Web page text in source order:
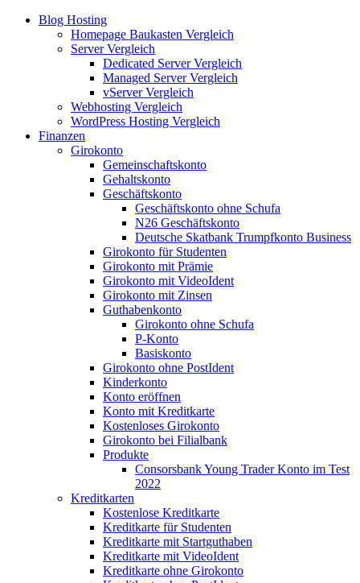
Blog Hosting
Homepage Baukasten Vergleich
Server Vergleich
Dedicated Server Vergleich
Managed Server Vergleich
vServer Vergleich
Webhosting Vergleich
WordPress Hosting Vergleich
Finanzen
Girokonto
Gemeinschaftskonto
Gehaltskonto
Geschäftskonto
Geschäftskonto ohne Schufa
N26 Geschäftskonto
Deutsche Skatbank Trumpfkonto Business
Girokonto für Studenten
Girokonto mit Prämie
Girokonto mit VideoIdent
Girokonto mit Zinsen
Guthabenkonto
Girokonto ohne Schufa
P-Konto
Basiskonto
Girokonto ohne PostIdent
Kinderkonto
Konto eröffnen
Konto mit Kreditkarte
Kostenloses Girokonto
Girokonto bei Filialbank
Produkte
Consorsbank Young Trader Konto im Test
2022
Kreditkarten
Kostenlose Kreditkarte
Kreditkarte für Studenten
Kreditkarte mit Startguthaben
Kreditkarte mit VideoIdent
Kreditkarte ohne Girokonto